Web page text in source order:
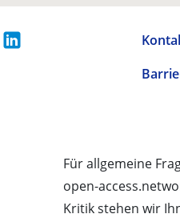
Für allgemeine
open-
Kritik stehen wir